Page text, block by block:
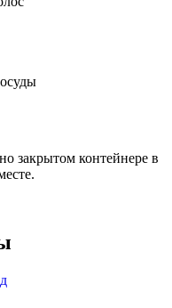
закрытом контейнере в